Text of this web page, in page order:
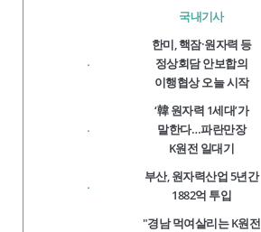
국내기사
·
한미, 핵잠·원자력 등
정상회담 안보합의
이행협상 오늘 시작
·
‘韓 원자력 1세대’가
말한다…파란만장
K원전 일대기
·
부산, 원자력산업 5년간
1882억 투입
"경남 먹여살리는 K원전